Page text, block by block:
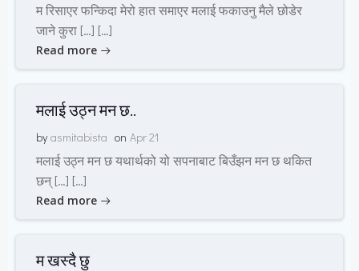
म रिसाएर फन्किदा मेरो हात समाएर मलाई फकाउनु मैले छोडेर
जाने कुरा […] […]
Read more
मलाई उठ्न मन छ..
by asmitabista on Apr 21
मलाई उठ्न मन छ यथार्थको यो सपनाबाट बिउँझन मन छ थकित
छन् […] […]
Read more
म खस्दै छु